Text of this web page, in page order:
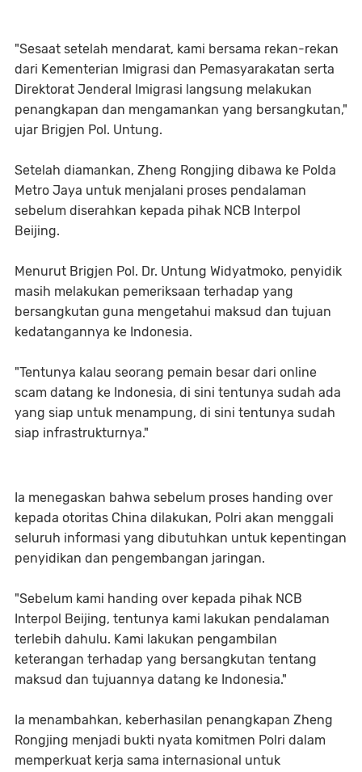
"Sesaat setelah mendarat, kami bersama rekan-rekan
dari Kementerian Imigrasi dan Pemasyarakatan serta
Direktorat Jenderal Imigrasi langsung melakukan
penangkapan dan mengamankan yang bersangkutan,"
ujar Brigjen Pol. Untung.
Setelah diamankan, Zheng Rongjing dibawa ke Polda
Metro Jaya untuk menjalani proses pendalaman
sebelum diserahkan kepada pihak NCB Interpol
Beijing.
Menurut Brigjen Pol. Dr. Untung Widyatmoko, penyidik
masih melakukan pemeriksaan terhadap yang
bersangkutan guna mengetahui maksud dan tujuan
kedatangannya ke Indonesia.
"Tentunya kalau seorang pemain besar dari online
scam datang ke Indonesia, di sini tentunya sudah ada
yang siap untuk menampung, di sini tentunya sudah
siap infrastrukturnya."
Ia menegaskan bahwa sebelum proses handing over
kepada otoritas China dilakukan, Polri akan menggali
seluruh informasi yang dibutuhkan untuk kepentingan
penyidikan dan pengembangan jaringan.
"Sebelum kami handing over kepada pihak NCB
Interpol Beijing, tentunya kami lakukan pendalaman
terlebih dahulu. Kami lakukan pengambilan
keterangan terhadap yang bersangkutan tentang
maksud dan tujuannya datang ke Indonesia."
Ia menambahkan, keberhasilan penangkapan Zheng
Rongjing menjadi bukti nyata komitmen Polri dalam
memperkuat kerja sama internasional untuk